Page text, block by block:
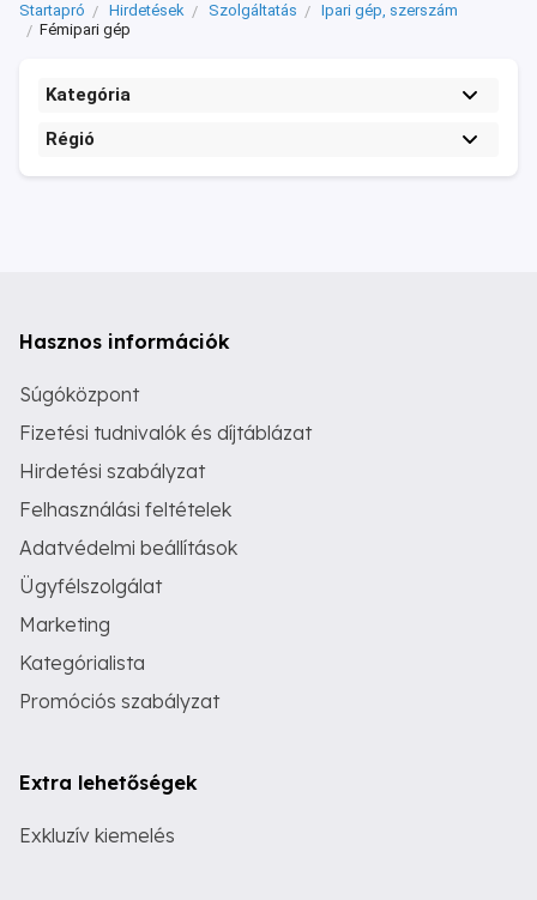
Startapró Hirdetések Szolgáltatás
Ipari gép, szerszám
Fémipari gép
Kategória
Régió
Hasznos információk
Súgóközpont
Fizetési tudnivalók és díjtáblázat
Hirdetési szabályzat
Felhasználási feltételek
Adatvédelmi beállítások
Ügyfélszolgálat
Marketing
Kategórialista
Promóciós szabályzat
Extra lehetőségek
Exkluzív kiemelés